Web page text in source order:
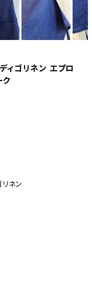
ィゴリネン エプロ
ク
リネン